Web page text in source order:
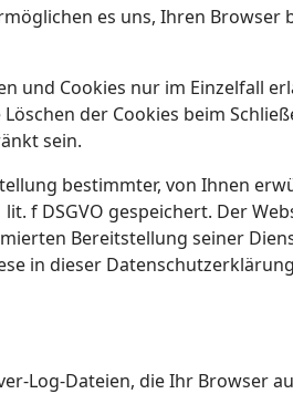
es uns, Ihren Browser
und Cookies nur im Einzelfall
der Cookies beim
sein.
bestimmter, von Ihnen
f DSGVO gespeichert. Der
Bereitstellung seiner
in dieser
Log-Dateien, die Ihr Browser